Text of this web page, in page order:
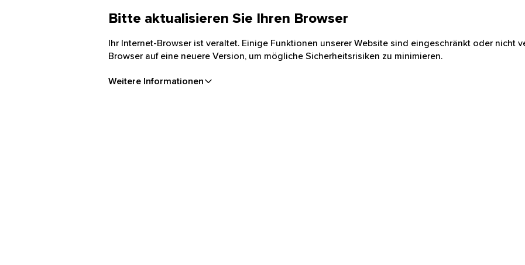
Bitte aktualisieren Sie Ihren Browser
Ihr Internet-Browser ist veraltet. Einige Funktionen unserer Website sind eingeschränkt oder nicht
Browser auf eine neuere Version, um mögliche Sicherheitsrisiken zu minimieren.
Weitere Informationen